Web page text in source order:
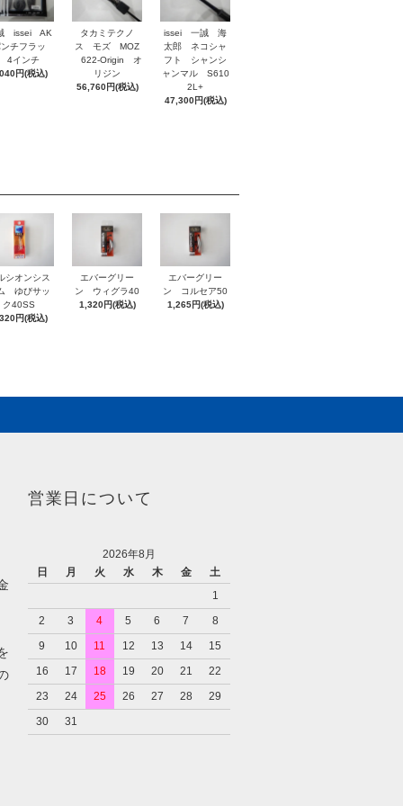
issei AK
チフラッ
4インチ
円(税込)
タカミテクノ
ス モズ MOZ
622-Origin オ
リジン
56,760円(税込)
issei 一誠 海
太郎 ネコシャ
フト シャンシ
ャンマル S610
2L+
47,300円(税込)
シオンシス
ゆびサッ
ク40SS
円(税込)
エバーグリー
ン ウィグラ40
1,320円(税込)
エバーグリー
ン コルセア50
1,265円(税込)
営業日について
2026年8月
日
月 火 水 木 金
土
1
2
3 4 5 6 7
8
9
10 11 12 13 14
15
16
17 18 19 20 21
22
23
24 25 26 27 28
29
30
31